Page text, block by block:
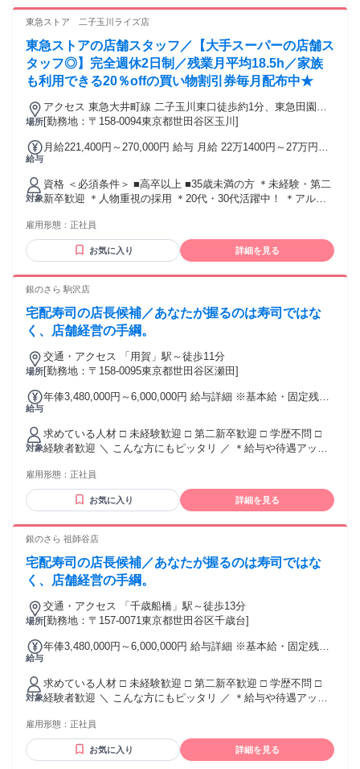
東急ストア 二子玉川ライズ店
東急ストアの店舗スタッフ／【大手スーパーの店舗ス
タッフ◎】完全週休2日制／残業月平均18.5h／家族
も利用できる20％offの買い物割引券毎月配布中★
場所
アクセス 東急大井町線 二子玉川東口徒歩約1分、東急田園都
市線 二子玉川東口徒歩約1分、東急田園都市線 二子新地東口
[勤務地：〒158-0094東京都世田谷区玉川]
給与
月給221,400円～270,000円 給与 月給 22万1400円～27万円
業代含まない） ※経験・スキルなどを考慮のうえ、決定いた
します ※試用期間2ヶ月 （期間中、待遇変更はありません）
＝＝＝＝＝＝＝＝＝＝＝＝＝＝＝＝＝＝＝＝＝＝＝＝＝ *〈手
当〉* ・通勤費全額支給 ・役職手当 ・時間外勤務手当 ・育英
対象
資格 ＜必須条件＞ ■高卒以上 ■35歳未満の方 ＊未経験・第二
新卒歓迎 ＊人物重視の採用 ＊20代・30代活躍中！ ＊アルバ
業することが好き ◆人を喜ばせるために創意工夫をした事が
ある ◆積極的に意見を出してお店作りに参加したい ◆東急グ
ループの安定の中で長く働きたい 年齢の条件と理由：例外事
雇用形態： 正社員
お気に入り 詳細を見る
銀のさら 駒沢店
宅配寿司の店長候補／あなたが握るのは寿司ではな
く、店舗経営の手綱。
場所
交通・アクセス 「用賀」駅～徒歩11分
[勤務地：〒158-0095東京都世田谷区瀬田]
給与
年俸3,480,000円～6,000,000円 給与詳細 ※基本給・固定残業
代：あり 1年あたり66万768円 〜 113万9244円（固定残業時
間：1年あたり360時間） 固定残業時間を超えた勤務時間につ
いては別途残業代を支給する 【一律手当】 全員に一律で支払
われる通勤・皆勤・家族手当金額：なし 全員に一律で支払わ
50万円 ※上記金額には固定残業代として月5万5,064円～9万
4,937円（30時間分）を含む。 ※年俸を12分割した額となり
ます。 ※ご経験等により決定致します。 ■昇給あり：年1回 ■
インセンティブ（店長昇格後、業績に応じて支給あり）
対象
求めている人材 □ 未経験歓迎 □ 第二新卒歓迎 □ 学歴不問 □
経験者歓迎 ＼ こんな方にもピッタリ ／ ＊給与や待遇アップ
ーン経験がある方 ＊フードデリバリ―経験がある方 【 こん
な経験も活かせます 】 ＊販売・サービス・接客経験 ＊出
前・宅配ドライバー経験 ＊ホールスタッフ・キッチンスタッ
※ハローワークで仕事をお探しの方も歓迎！
雇用形態： 正社員
お気に入り 詳細を見る
銀のさら 祖師谷店
宅配寿司の店長候補／あなたが握るのは寿司ではな
く、店舗経営の手綱。
場所
交通・アクセス 「千歳船橋」駅～徒歩13分
[勤務地：〒157-0071東京都世田谷区千歳台]
給与
年俸3,480,000円～6,000,000円 給与詳細 ※基本給・固定残業
代：あり 1年あたり66万768円 〜 113万9244円（固定残業時
間：1年あたり360時間） 固定残業時間を超えた勤務時間につ
いては別途残業代を支給する 【一律手当】 全員に一律で支払
われる通勤・皆勤・家族手当金額：なし 全員に一律で支払わ
50万円 ※上記金額には固定残業代として月5万5,064円～9万
4,937円（30時間分）を含む。 ※年俸を12分割した額となり
対象
求めている人材 □ 未経験歓迎 □ 第二新卒歓迎 □ 学歴不問 □
経験者歓迎 ＼ こんな方にもピッタリ ／ ＊給与や待遇アップ
ーン経験がある方 ＊フードデリバリ―経験がある方 【 こん
な経験も活かせます 】 ＊販売・サービス・接客経験 ＊出
前・宅配ドライバー経験 ＊ホールスタッフ・キッチンスタッ
雇用形態： 正社員
お気に入り 詳細を見る